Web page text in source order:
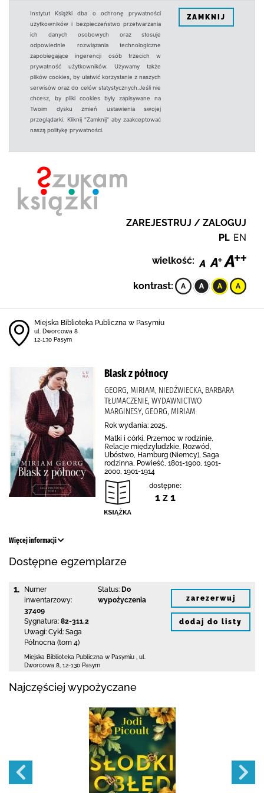
Instytut Książki dba o ochronę prywatności
użytkowników i bezpieczeństwo przetwarzania
ich danych osobowych oraz stosuje
odpowiednie rozwiązania technologiczne
zapobiegające ingerencji osób trzecich w
prywatność użytkowników. Używamy także
plików cookies, by ułatwić korzystanie z naszych
serwisów oraz do celów statystycznych.Jeśli nie
chcesz, by pliki cookies były zapisywane na
Twoim dysku zmień ustawienia swojej
przeglądarki. Kliknij "Zamknij" aby zaakceptować
naszą politykę prywatności.
ZAMKNIJ
ZAREJESTRUJ / ZALOGUJ
PL EN
wielkość:
kontrast:
Miejska Biblioteka Publiczna w Pasymiu
ul. Dworcowa 8
12-130 Pasym
Blask z północy
GEORG, MIRIAM, NIEDŹWIECKA, BARBARA
TŁUMACZENIE, WYDAWNICTWO
MARGINESY, GEORG, MIRIAM
Rok wydania: 2025.
Matki i córki, Przemoc w rodzinie,
Relacje międzyludzkie, Rozwód,
Ubóstwo, Hamburg (Niemcy), Saga
rodzinna, Powieść, 1801-1900, 1901-
2000, 1901-1914
dostępne:
1 z 1
Więcej informacji
Dostępne egzemplarze
1.
Numer
inwentarzowy:
37409
Sygnatura: 82-311.2
Uwagi: Cykl: Saga
Północna (tom 4)
Status: Do
wypożyczenia
Miejska Biblioteka Publiczna w Pasymiu
ul.
Dworcowa 8 12-130 Pasym
zarezerwuj
dodaj do listy
Najczęściej wypożyczane